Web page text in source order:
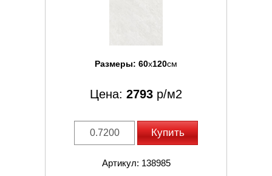
Размеры: 60x120см
Цена: 2793 р/м2
Купить
Артикул: 138985